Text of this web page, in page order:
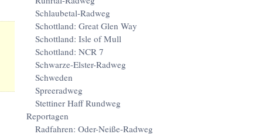
Schlaubetal-Radweg
Schottland: Great Glen Way
Schottland: Isle of Mull
Schottland: NCR 7
Schwarze-Elster-Radweg
Schweden
Spreeradweg
Stettiner Haff Rundweg
Reportagen
Radfahren: Oder-Neiße-Radweg